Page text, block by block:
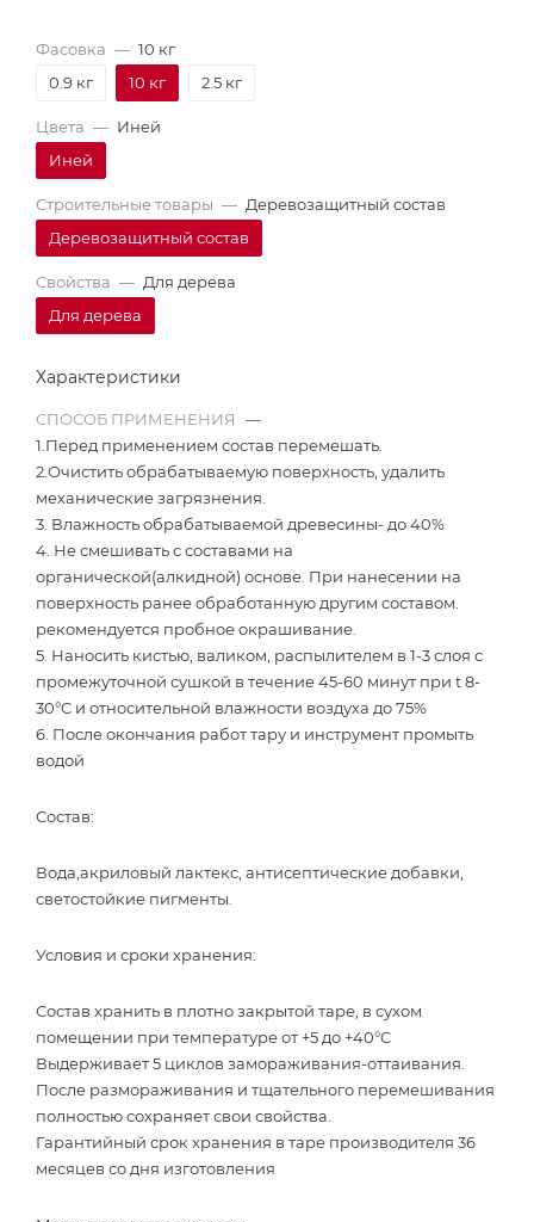
Фасовка — 10 кг
0.9 кг
10 кг 2.5 кг
Цвета — Иней
Иней
Строительные товары — Деревозащитный состав
Деревозащитный состав
Свойства — Для дерева
Для дерева
Характеристики
СПОСОБ ПРИМЕНЕНИЯ
—
1.Перед применением состав перемешать.
2.Очистить обрабатываемую поверхность, удалить
механические загрязнения.
3. Влажность обрабатываемой древесины- до 40%
4. Не смешивать с составами на
органической(алкидной) основе. При нанесении на
поверхность ранее обработанную другим составом.
рекомендуется пробное окрашивание.
5. Наносить кистью, валиком, распылителем в 1-3 слоя с
промежуточной сушкой в течение 45-60 минут при t 8-
30°C и относительной влажности воздуха до 75%
6. После окончания работ тару и инструмент промыть
водой
Состав:
Вода,акриловый лактекс, антисептические добавки,
светостойкие пигменты.
Условия и сроки хранения:
Состав хранить в плотно закрытой таре, в сухом
помещении при температуре от +5 до +40°C
Выдерживает 5 циклов замораживания-оттаивания.
После размораживания и тщательного перемешивания
полностью сохраняет свои свойства.
Гарантийный срок хранения в таре производителя 36
месяцев со дня изготовления